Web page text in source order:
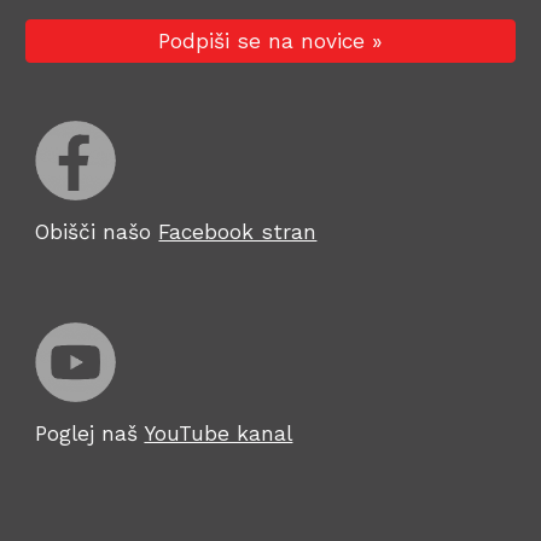
Podpiši se na novice »
Obišči našo Facebook stran
Poglej naš YouTube kanal